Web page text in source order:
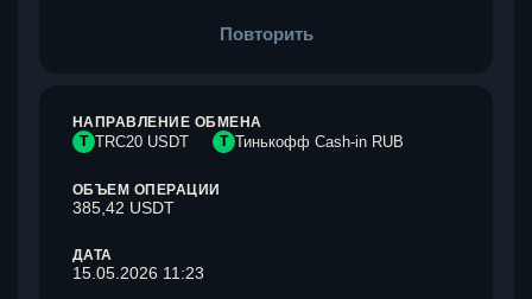
Повторить
НАПРАВЛЕНИЕ ОБМЕНА
T TRC20 USDT Т Тинькофф Cash-in RUB
ОБЪЕМ ОПЕРАЦИИ
385,42 USDT
ДАТА
15.05.2026 11:23